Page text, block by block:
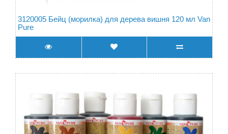
3120005 Бейц (морилка) для дерева вишня 120 мл Van
Pure